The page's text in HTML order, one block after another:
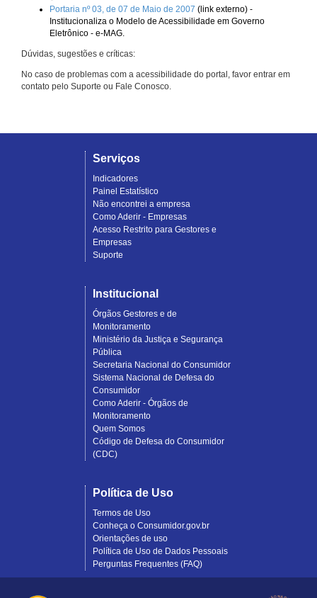
Portaria nº 03, de 07 de Maio de 2007 (link externo) -
Institucionaliza o Modelo de Acessibilidade em Governo
Eletrônico - e-MAG.
Dúvidas, sugestões e críticas:
No caso de problemas com a acessibilidade do portal, favor entrar em
contato pelo Suporte ou Fale Conosco.
Serviços
Indicadores
Painel Estatístico
Não encontrei a empresa
Como Aderir - Empresas
Acesso Restrito para Gestores e
Empresas
Suporte
Institucional
Órgãos Gestores e de
Monitoramento
Ministério da Justiça e Segurança
Pública
Secretaria Nacional do Consumidor
Sistema Nacional de Defesa do
Consumidor
Como Aderir - Órgãos de
Monitoramento
Quem Somos
Código de Defesa do Consumidor
(CDC)
Política de Uso
Termos de Uso
Conheça o Consumidor.gov.br
Orientações de uso
Política de Uso de Dados Pessoais
Perguntas Frequentes (FAQ)